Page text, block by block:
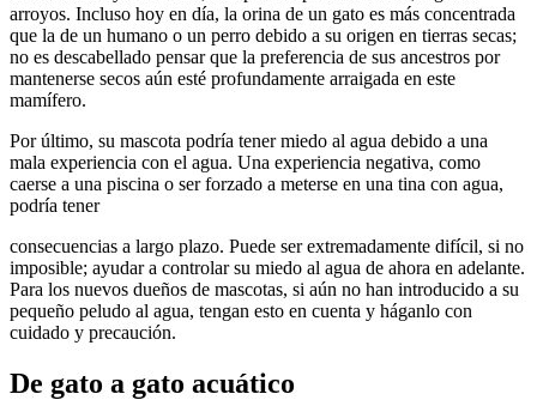
arroyos. Incluso hoy en día, la orina de un gato es más concentrada
que la de un humano o un perro debido a su origen en tierras secas;
no es descabellado pensar que la preferencia de sus ancestros por
mantenerse secos aún esté profundamente arraigada en este
mamífero.
Por último, su mascota podría tener miedo al agua debido a una
mala experiencia con el agua. Una experiencia negativa, como
caerse a una piscina o ser forzado a meterse en una tina con agua,
podría tener
consecuencias a largo plazo. Puede ser extremadamente difícil, si no
imposible; ayudar a controlar su miedo al agua de ahora en adelante.
Para los nuevos dueños de mascotas, si aún no han introducido a su
pequeño peludo al agua, tengan esto en cuenta y háganlo con
cuidado y precaución.
De gato a gato acuático